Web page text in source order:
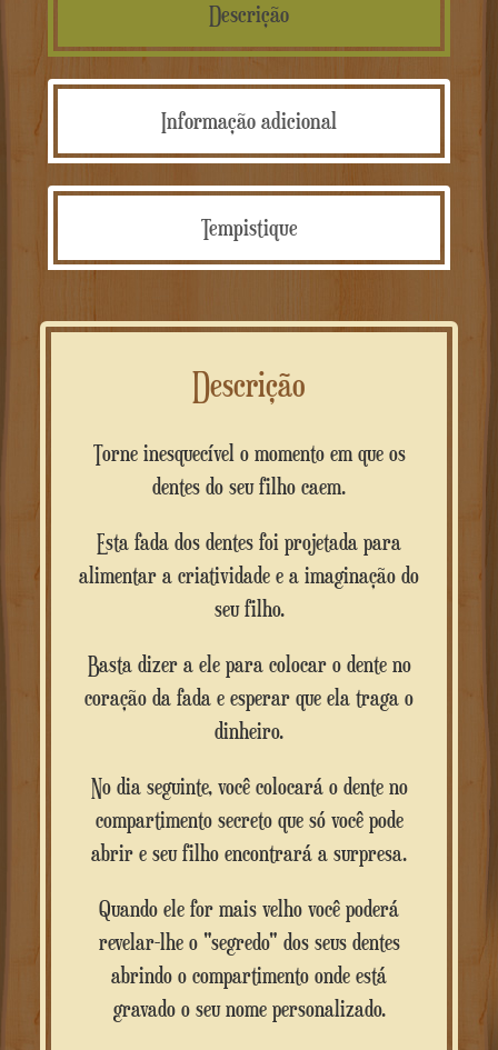
Descrição
Informação adicional
Tempistique
Descrição
Torne inesquecível o momento em que os
dentes do seu filho caem.
Esta fada dos dentes foi projetada para
alimentar a criatividade e a imaginação do
seu filho.
Basta dizer a ele para colocar o dente no
coração da fada e esperar que ela traga o
dinheiro.
No dia seguinte, você colocará o dente no
compartimento secreto que só você pode
abrir e seu filho encontrará a surpresa.
Quando ele for mais velho você poderá
revelar-lhe o "segredo" dos seus dentes
abrindo o compartimento onde está
gravado o seu nome personalizado.